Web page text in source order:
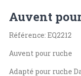
Auvent
Référence: EQ2212
Auvent pour ruche
Adapté pour ruche